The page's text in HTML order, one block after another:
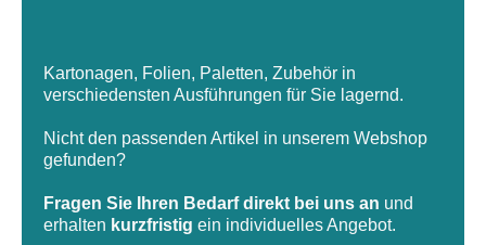
Kartonagen, Folien, Paletten, Zubehör in
verschiedensten Ausführungen für Sie lagernd.
Nicht den passenden Artikel in unserem Webshop
gefunden?
Fragen Sie Ihren Bedarf direkt bei uns an und
erhalten kurzfristig ein individuelles Angebot.